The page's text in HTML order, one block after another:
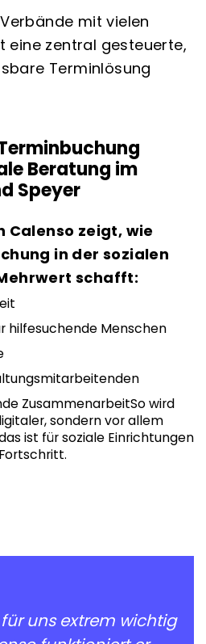
mit vielen
eine zentral gesteuerte,
Terminlösung
Beratung im
Speyer
Calenso zeigt, wie
in der sozialen
schafft:
hilfesuchende Menschen
ZusammenarbeitSo wird
sondern vor allem
ist für soziale Einrichtungen
uns extrem wichtig